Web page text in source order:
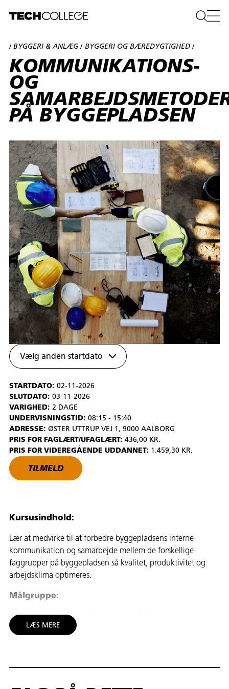
Vælg anden startdato
STARTDATO: 02-11-2026
SLUTDATO: 03-11-2026
VARIGHED: 2 DAGE
UNDERVISNINGSTID: 08:15 - 15:40
ADRESSE: ØSTER UTTRUP VEJ 1, 9000 AALBORG
PRIS FOR FAGLÆRT/UFAGLÆRT: 436,00 KR.
PRIS FOR VIDEREGÅENDE UDDANNET: 1.459,30 KR.
TILMELD
/BYGGERI & ANLÆG / BYGGERI OG BÆREDYGTIGHED /
KOMMUNIKATIONS-
OG
PÅ BYGGEPLADSEN
Kursusindhold:
Lær at medvirke til at forbedre byggepladsens interne
kommunikation og samarbejde mellem de forskellige
faggrupper på byggepladsen så kvalitet, produktivitet og
arbejdsklima optimeres.
Målgruppe:
Kurset henvender sig til faglærte og ufaglærte
bygningsarbejdere, der har eller søger beskæftigelse inden
Du lærer i det daglige arbejde på byggepladser at:
LÆS MERE